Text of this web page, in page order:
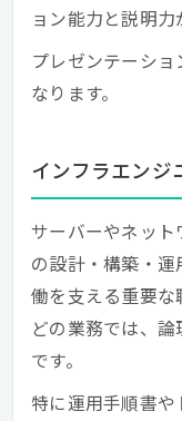
ョン能力と説明力
プレゼンテーシ
なります。
インフラエンジ
サーバーやネッ
の設計・構築・
働を支える重要
どの業務では、
です。
特に運用手順書